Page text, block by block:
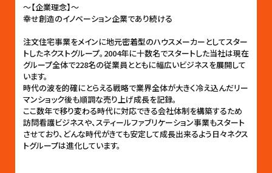
～【企業理念】～
幸せ創造のイノベーション企業であり続ける
注文住宅事業をメインに地元密着型のハウスメーカーとしてスター
トしたネクストグループ。2004年に十数名でスタートした当社は現在
グループ全体で228名の従業員とともに幅広いビジネスを展開して
います。
時代の波を的確にとらえる戦略で業界全体が大きく冷え込んだリー
マンショック後も順調な売り上げ成長を記録。
ここ数年で移り変わる時代に対応できる会社体制を構築するため
訪問看護ビジネスや、スティールファブリケーション事業もスタート
させており、どんな時代がきても安定して成長出来るよう日々ネクス
トグループは進化しています。